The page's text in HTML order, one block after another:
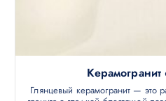
Глянцевый керамогранит — это